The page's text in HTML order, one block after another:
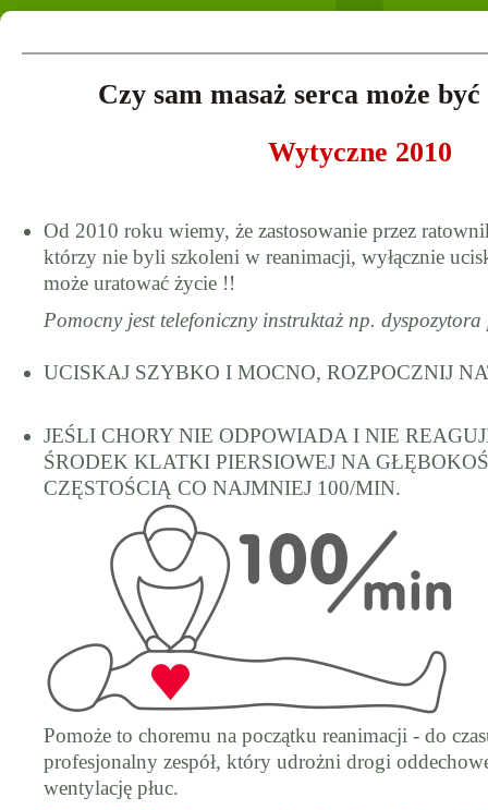
Czy sam masaż serca może
Wytyczne 2010
Od 2010 roku wiemy, że zastosowanie przez
którzy nie byli szkoleni w reanimacji, wyłącznie
może uratować życie !!
Pomocny jest telefoniczny instruktaż np.
UCISKAJ SZYBKO I MOCNO, ROZPOCZNIJ
JEŚLI CHORY NIE ODPOWIADA I NIE
ŚRODEK KLATKI PIERSIOWEJ NA
CZĘSTOŚCIĄ CO NAJMNIEJ 100/MIN.
Pomoże to choremu na początku reanimacji - do
profesjonalny zespół, który udrożni drogi
wentylację płuc.